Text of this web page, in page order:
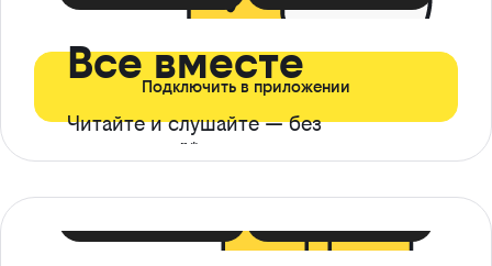
Все вместе
Читайте и слушайте — без
ограничений*
Подключить в приложении